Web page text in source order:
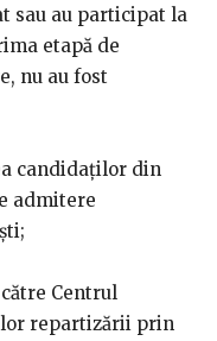
sau au participat la
etapă de
nu au fost
candidaților din
admitere
Centrul
repartizării prin